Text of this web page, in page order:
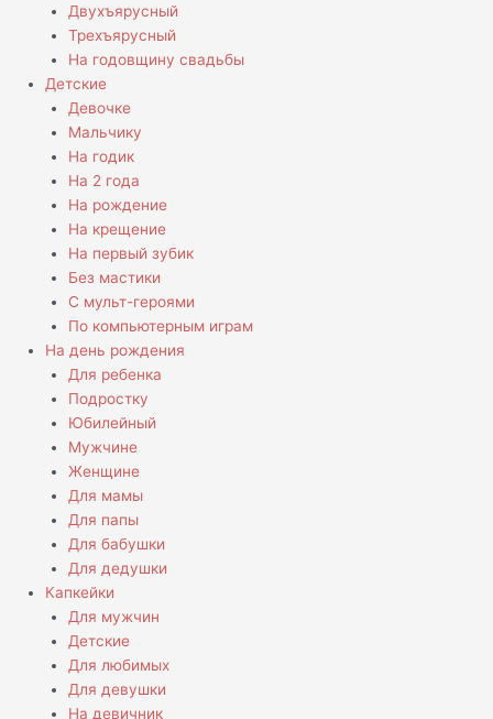
Двухъярусный
Трехъярусный
На годовщину свадьбы
Детские
Девочке
Мальчику
На годик
На 2 года
На рождение
На крещение
На первый зубик
Без мастики
С мульт-героями
По компьютерным играм
На день рождения
Для ребенка
Подростку
Юбилейный
Мужчине
Женщине
Для мамы
Для папы
Для бабушки
Для дедушки
Капкейки
Для мужчин
Детские
Для любимых
Для девушки
На девичник